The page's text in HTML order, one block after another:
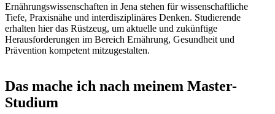
Ernährungswissenschaften in Jena stehen für wissenschaftliche
Tiefe, Praxisnähe und interdisziplinäres Denken. Studierende
erhalten hier das Rüstzeug, um aktuelle und zukünftige
Herausforderungen im Bereich Ernährung, Gesundheit und
Prävention kompetent mitzugestalten.
Das mache ich nach meinem Master-
Studium